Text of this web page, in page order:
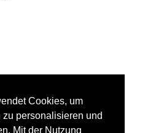
Cookies, um
zu personalisieren und
Mit der Nutzung